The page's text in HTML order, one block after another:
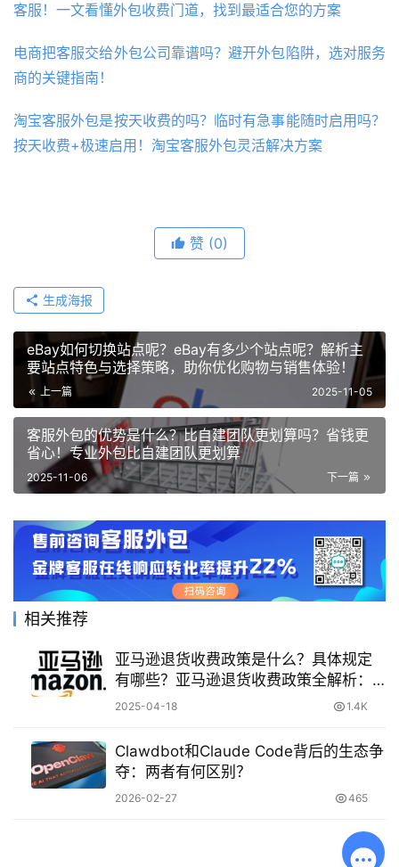
客服！一文看懂外包收费门道，找到最适合您的方案
电商把客服交给外包公司靠谱吗？避开外包陷阱，选对服务
商的关键指南！
淘宝客服外包是按天收费的吗？临时有急事能随时启用吗？
按天收费+极速启用！淘宝客服外包灵活解决方案
赞 (0)
生成海报
eBay如何切换站点呢？eBay有多少个站点呢？解析主
要站点特色与选择策略，助你优化购物与销售体验！
上一篇 2025-11-05
客服外包的优势是什么？比自建团队更划算吗？省钱更
省心！专业外包比自建团队更划算
下一篇
2025-11-06
相关推荐
亚马逊退货收费政策是什么？具体规定
有哪些？亚马逊退货收费政策全解析：
买家卖家必读指南
2025-04-18 1.4K
Clawdbot和Claude Code背后的生态争
夺：两者有何区别？
2026-02-27 465